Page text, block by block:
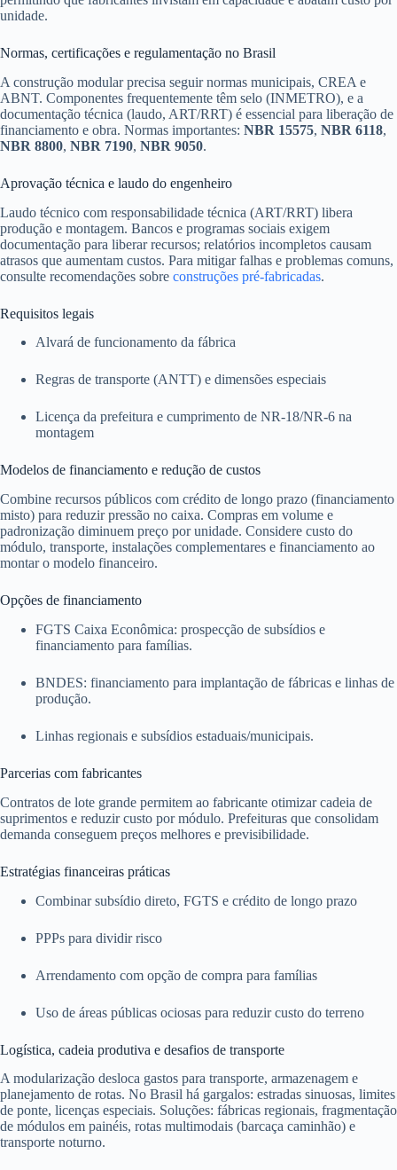
unidade.
Normas, certificações e regulamentação no Brasil
A construção modular precisa seguir normas municipais, CREA e
ABNT. Componentes frequentemente têm selo (INMETRO), e a
documentação técnica (laudo, ART/RRT) é essencial para liberação de
financiamento e obra. Normas importantes: NBR 15575, NBR 6118,
NBR 8800, NBR 7190, NBR 9050.
Aprovação técnica e laudo do engenheiro
Laudo técnico com responsabilidade técnica (ART/RRT) libera
produção e montagem. Bancos e programas sociais exigem
documentação para liberar recursos; relatórios incompletos causam
atrasos que aumentam custos. Para mitigar falhas e problemas comuns,
consulte recomendações sobre construções pré-fabricadas.
Requisitos legais
Alvará de funcionamento da fábrica
Regras de transporte (ANTT) e dimensões especiais
Licença da prefeitura e cumprimento de NR-18/NR-6 na
montagem
Modelos de financiamento e redução de custos
Combine recursos públicos com crédito de longo prazo (financiamento
misto) para reduzir pressão no caixa. Compras em volume e
padronização diminuem preço por unidade. Considere custo do
módulo, transporte, instalações complementares e financiamento ao
montar o modelo financeiro.
Opções de financiamento
FGTS Caixa Econômica: prospecção de subsídios e
financiamento para famílias.
BNDES: financiamento para implantação de fábricas e linhas de
produção.
Linhas regionais e subsídios estaduais/municipais.
Parcerias com fabricantes
Contratos de lote grande permitem ao fabricante otimizar cadeia de
suprimentos e reduzir custo por módulo. Prefeituras que consolidam
demanda conseguem preços melhores e previsibilidade.
Estratégias financeiras práticas
Combinar subsídio direto, FGTS e crédito de longo prazo
PPPs para dividir risco
Arrendamento com opção de compra para famílias
Uso de áreas públicas ociosas para reduzir custo do terreno
Logística, cadeia produtiva e desafios de transporte
A modularização desloca gastos para transporte, armazenagem e
planejamento de rotas. No Brasil há gargalos: estradas sinuosas, limites
de ponte, licenças especiais. Soluções: fábricas regionais, fragmentação
de módulos em painéis, rotas multimodais (barcaça caminhão) e
transporte noturno.